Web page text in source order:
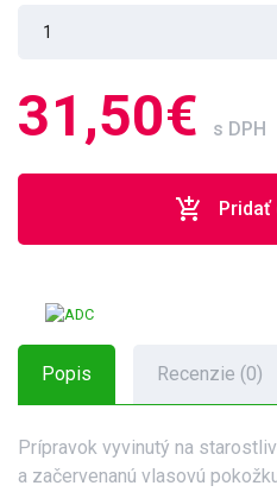
31,50€ s DPH
add_shopping_cart Pridať
Popis Recenzie (0)
Prípravok vyvinutý na
a začervenanú vlasovú